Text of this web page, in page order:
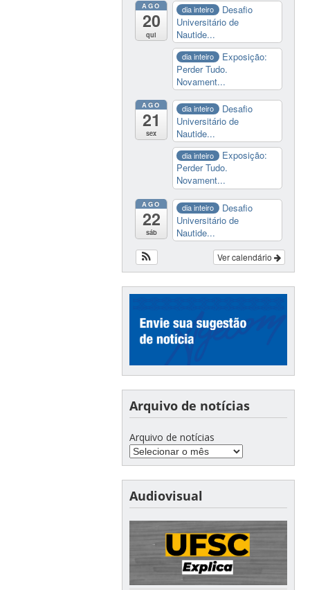
AGO
20
qui
dia inteiro
Desafio
Universitário de
Nautide...
dia inteiro
Exposição:
Perder Tudo.
Novament...
AGO
21
sex
dia inteiro
Desafio
Universitário de
Nautide...
dia inteiro
Exposição:
Perder Tudo.
Novament...
AGO
22
sáb
dia inteiro
Desafio
Universitário de
Nautide...
Ver calendário
Arquivo de notícias
Arquivo de notícias
Audiovisual